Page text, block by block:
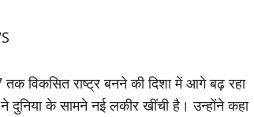
विकसित राष्ट्र बनने की दिशा में आगे बढ़ रहा
के सामने नई लकीर खींची है। उन्होंने कहा